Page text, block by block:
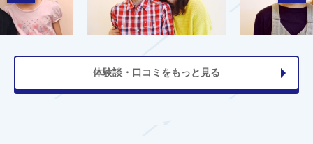
体験談・口コミをもっと見る